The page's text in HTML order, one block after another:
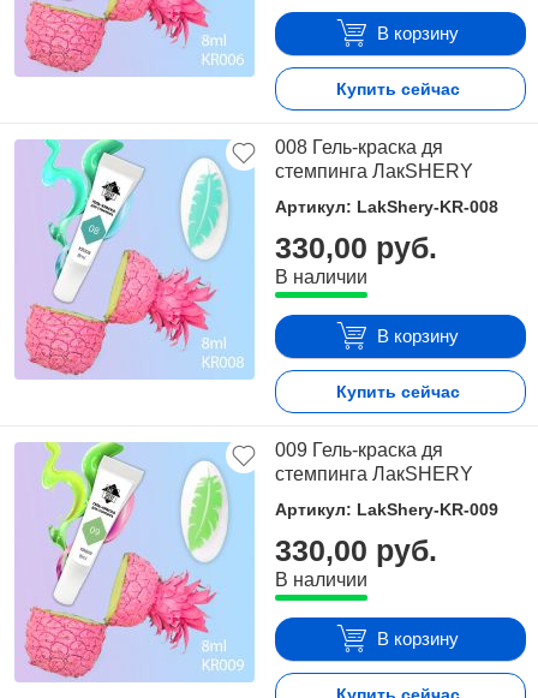
В корзину
Купить сейчас
008 Гель-краска дя
стемпинга ЛакSHERY
Артикул: LakShery-KR-008
330,00 руб.
В наличии
В корзину
Купить сейчас
009 Гель-краска дя
стемпинга ЛакSHERY
Артикул: LakShery-KR-009
330,00 руб.
В наличии
В корзину